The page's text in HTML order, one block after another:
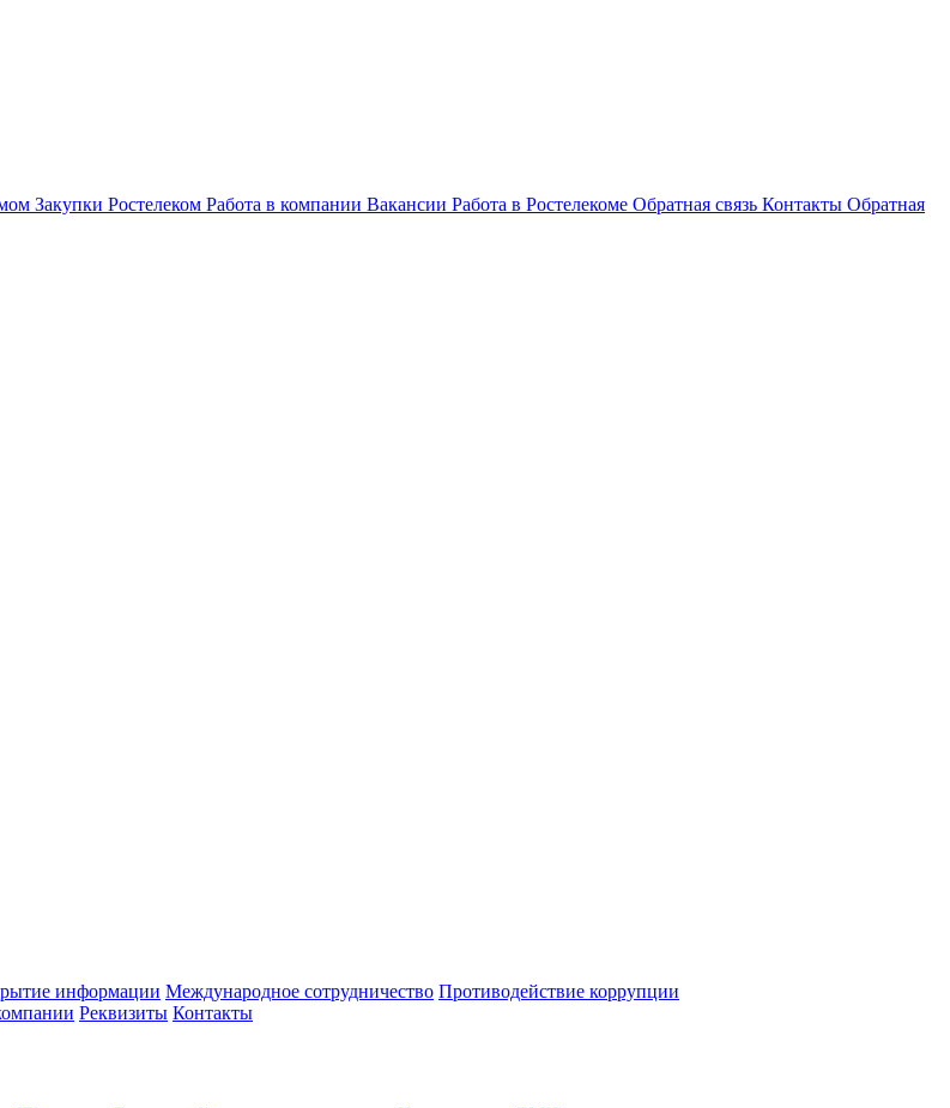
Закупки Ростелеком Работа в компании Вакансии Работа в Ростелекоме Обратная связь Контакты Обратная
информации Международное сотрудничество Противодействие коррупции
Реквизиты Контакты